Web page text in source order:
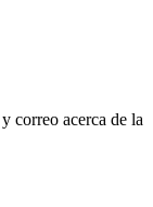
correo acerca de la